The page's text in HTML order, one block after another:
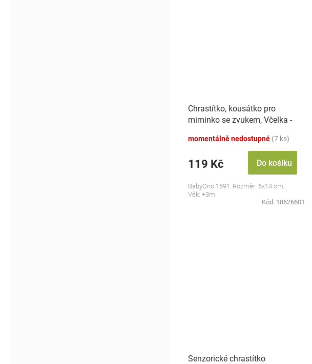
Chrastítko, kousátko pro
miminko se zvukem, Včelka -
momentálně nedostupné (7 ks)
119 Kč Do košíku
BabyOno 1591, Rozměr: 6x14 cm,
Věk: +3m
Kód: 18626601
Senzorické chrastítko